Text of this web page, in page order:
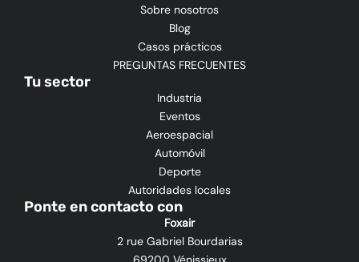
Sobre nosotros
Blog
Casos prácticos
PREGUNTAS FRECUENTES
Tu sector
Industria
Eventos
Aeroespacial
Automóvil
Deporte
Autoridades locales
Ponte en contacto con
Foxair
2 rue Gabriel Bourdarias